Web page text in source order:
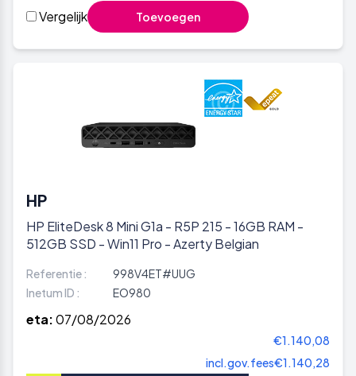
Vergelijk Toevoegen
HP
HP EliteDesk 8 Mini G1a - R5P 215 - 16GB RAM -
512GB SSD - Win11 Pro - Azerty Belgian
Referentie :
998V4ET#UUG
Inetum ID :
EO980
eta:07/08/2026
€1.140,08
incl.gov.fees€1.140,28